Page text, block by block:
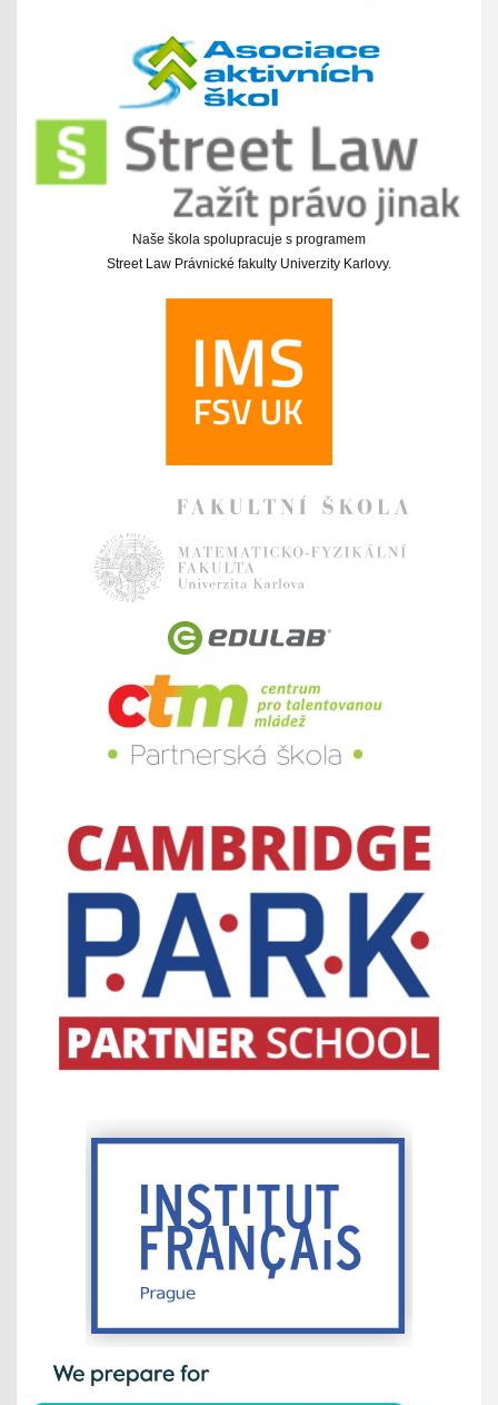
Naše škola spolupracuje s programem
Street Law Právnické fakulty Univerzity Karlovy.